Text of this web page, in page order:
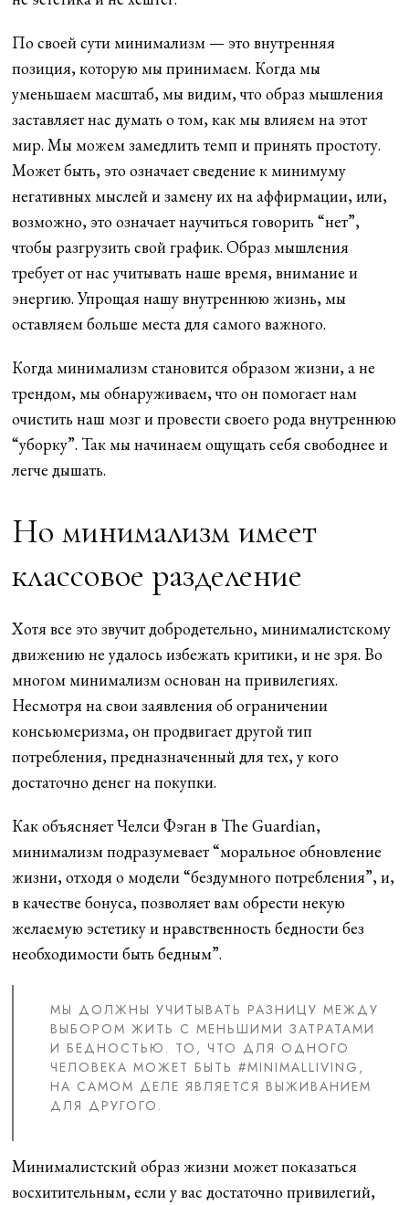
По своей сути минимализм — это внутренняя
позиция, которую мы принимаем. Когда мы
уменьшаем масштаб, мы видим, что образ мышления
заставляет нас думать о том, как мы влияем на этот
мир. Мы можем замедлить темп и принять простоту.
Может быть, это означает сведение к минимуму
негативных мыслей и замену их на аффирмации, или,
возможно, это означает научиться говорить “нет”,
чтобы разгрузить свой график. Образ мышления
требует от нас учитывать наше время, внимание и
энергию. Упрощая нашу внутреннюю жизнь, мы
оставляем больше места для самого важного.
Когда минимализм становится образом жизни, а не
трендом, мы обнаруживаем, что он помогает нам
очистить наш мозг и провести своего рода внутреннюю
“уборку”. Так мы начинаем ощущать себя свободнее и
легче дышать.
Но минимализм имеет
классовое разделение
Хотя все это звучит добродетельно, минималистскому
движению не удалось избежать критики, и не зря. Во
многом минимализм основан на привилегиях.
Несмотря на свои заявления об ограничении
консьюмеризма, он продвигает другой тип
потребления, предназначенный для тех, у кого
достаточно денег на покупки.
Как объясняет Челси Фэган в The Guardian,
минимализм подразумевает “моральное обновление
жизни, отходя о модели “бездумного потребления”, и,
в качестве бонуса, позволяет вам обрести некую
желаемую эстетику и нравственность бедности без
необходимости быть бедным”.
МЫ ДОЛЖНЫ УЧИТЫВАТЬ РАЗНИЦУ МЕЖДУ
ВЫБОРОМ ЖИТЬ С МЕНЬШИМИ ЗАТРАТАМИ
И БЕДНОСТЬЮ. ТО, ЧТО ДЛЯ ОДНОГО
ЧЕЛОВЕКА МОЖЕТ БЫТЬ #MINIMALLIVING,
НА САМОМ ДЕЛЕ ЯВЛЯЕТСЯ ВЫЖИВАНИЕМ
ДЛЯ ДРУГОГО.
Минималистский образ жизни может показаться
восхитительным, если у вас достаточно привилегий,